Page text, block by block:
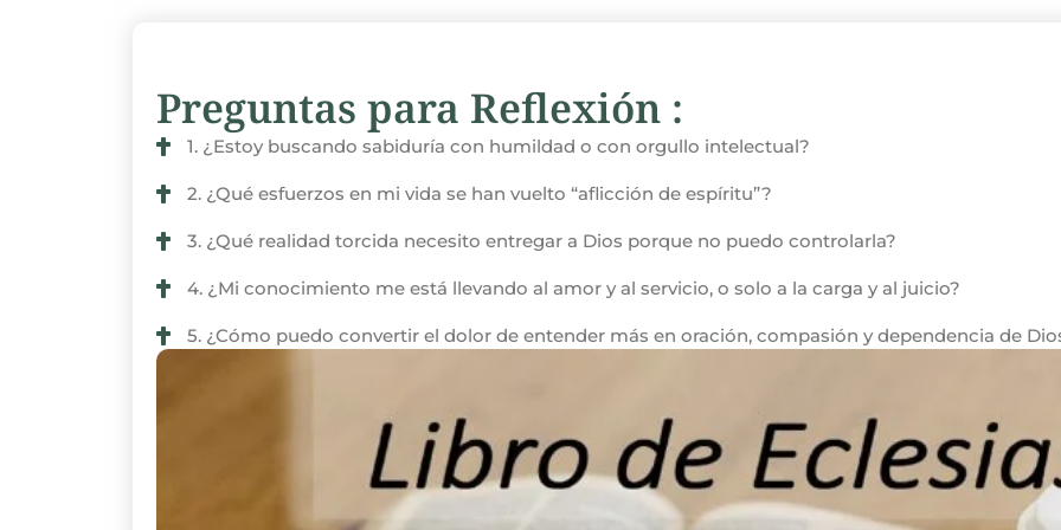
Preguntas para Reflexión :
1. ¿Estoy buscando sabiduría con humildad o con orgullo intelectual?
2. ¿Qué esfuerzos en mi vida se han vuelto “aflicción de espíritu”?
3. ¿Qué realidad torcida necesito entregar a Dios porque no puedo controlarla?
4. ¿Mi conocimiento me está llevando al amor y al servicio, o solo a la carga y al juicio?
5. ¿Cómo puedo convertir el dolor de entender más en oración, compasión y dependencia de